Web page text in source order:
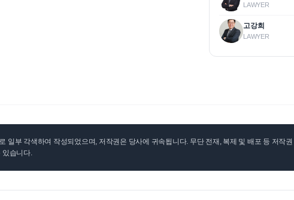
LAWYER
고강희
LAWYER
일부 각색하여 작성되었으며, 저작권은 당사에 귀속됩니다. 무단 전재, 복제 및 배포 등 저작권
있습니다.